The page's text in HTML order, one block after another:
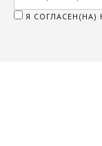
Я СОГЛАСЕН(НА)